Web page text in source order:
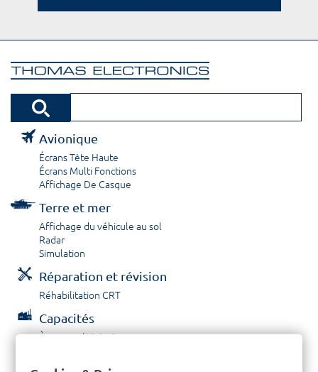
Avionique
Écrans Tête Haute
Écrans Multi Fonctions
Affichage De Casque
Terre et mer
Affichage du véhicule au sol
Radar
Simulation
Réparation et révision
Réhabilitation CRT
Capacités
À propos / Historique